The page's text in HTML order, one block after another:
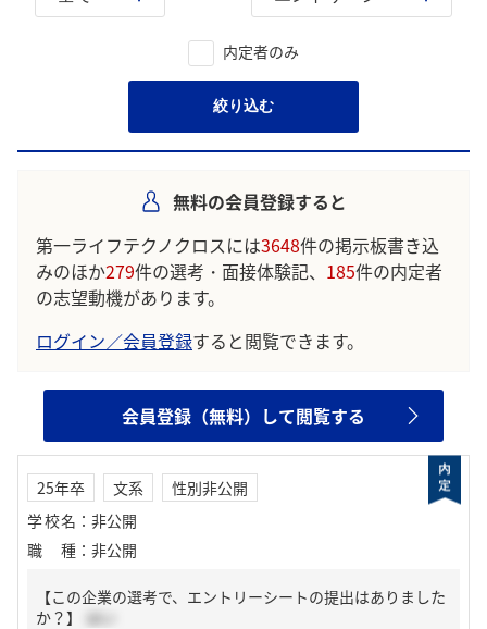
内定者のみ
絞り込む
無料の会員登録すると
第一ライフテクノクロスには3648件の掲示板書き込
みのほか279件の選考・面接体験記、 185件の内定者
の志望動機があります。
ログイン／会員登録すると閲覧できます。
会員登録（無料）して閲覧する
25年卒 文系
性別非公開
学校名 ： 非公開
職種 ： 非公開
【この企業の選考で、エントリーシートの提出はありました
か？】
はい